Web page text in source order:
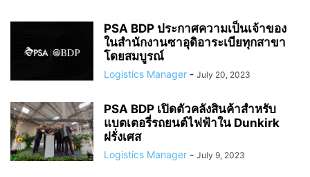
PSA BDP ประกาศความเป็นเจ้าของ
ในสำนักงานซาอุดิอาระเบียทุกสาขา
โดยสมบูรณ์
Logistics Manager - July 20, 2023
PSA BDP เปิดตัวคลังสินค้าสำหรับ
แบตเตอรี่รถยนต์ไฟฟ้าใน Dunkirk
ฝรั่งเศส
Logistics Manager - July 9, 2023